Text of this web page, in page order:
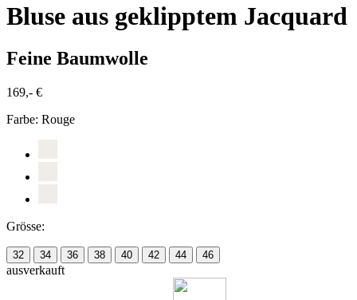
Bluse aus geklipptem Jacquard
Feine Baumwolle
169,- €
Farbe: Rouge
Grösse:
32 34 36 38 40 42 44 46
ausverkauft